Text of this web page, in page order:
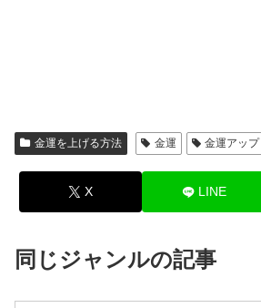
金運を上げる方法 金運 金運アップ
X LINE
同じジャンルの記事